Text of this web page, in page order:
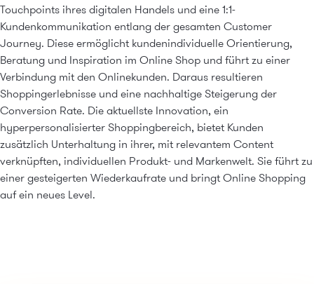
Touchpoints ihres digitalen Handels und eine 1:1-
Kundenkommunikation entlang der gesamten Customer
Journey. Diese ermöglicht kundenindividuelle Orientierung,
Beratung und Inspiration im Online Shop und führt zu einer
Verbindung mit den Onlinekunden. Daraus resultieren
Shoppingerlebnisse und eine nachhaltige Steigerung der
Conversion Rate. Die aktuellste Innovation, ein
hyperpersonalisierter Shoppingbereich, bietet Kunden
zusätzlich Unterhaltung in ihrer, mit relevantem Content
verknüpften, individuellen Produkt- und Markenwelt. Sie führt zu
einer gesteigerten Wiederkaufrate und bringt Online Shopping
auf ein neues Level.